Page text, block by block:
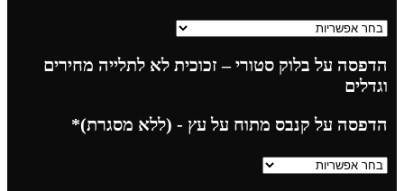
הדפסה על בלוק סטורי – זכוכית לא לתלייה מחירים
וגדלים
הדפסה על קנבס מתוח על עץ - (ללא מסגרת)*